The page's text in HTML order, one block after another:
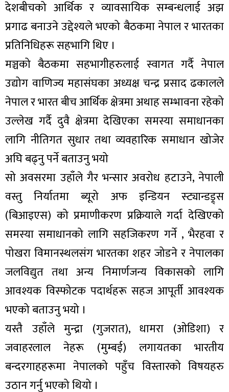
देशबीचको आर्थिक र व्यावसायिक सम्बन्धलाई अझ
प्रगाढ बनाउने उद्देश्यले भएको बैठकमा नेपाल र भारतका
प्रतिनिधिहरू सहभागि थिए ।
मञ्चको बैठकमा सहभागीहरुलाई स्वागत गर्दै नेपाल
उद्योग वाणिज्य महासंघका अध्यक्ष चन्द्र प्रसाद ढकालले
नेपाल र भारत बीच आर्थिक क्षेत्रमा अथाह सम्भावना रहेको
उल्लेख गर्दै दुवै क्षेत्रमा देखिएका समस्या समाधानका
लागि नीतिगत सुधार तथा व्यवहारिक समाधान खोजेर
अघि बढ्नु पर्ने बताउनु भयो
सो अवसरमा उहाँले गैर भन्सार अवरोध हटाउने, नेपाली
वस्तु निर्यातमा ब्यूरो अफ इन्डियन स्ट्यान्डड्र्स
(बिआइएस) को प्रमाणीकरण प्रक्रियाले गर्दा देखिएको
समस्या समाधानको लागि सहजिकरण गर्ने , भैरहवा र
पोखरा विमानस्थलसंग भारतका शहर जोडने र नेपालका
जलविद्युत तथा अन्य निमार्णजन्य विकासको लागि
आवश्यक विस्फोटक पदार्थहरू सहज आपूर्ती आवश्यक
भएको बताउनु भयो ।
यस्तै उहाँले मुन्द्रा (गुजरात), धामरा (ओडिशा) र
जवाहरलाल नेहरू (मुम्बई) लगायतका भारतीय
बन्दरगाहहरूमा नेपालको पहुँच विस्तारको विषयहरु
उठान गर्नु भएको थियो ।